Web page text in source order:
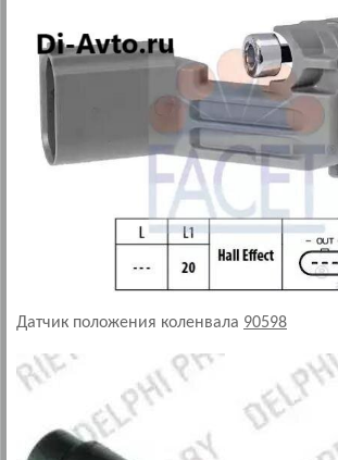
Датчик положения коленвала 90598